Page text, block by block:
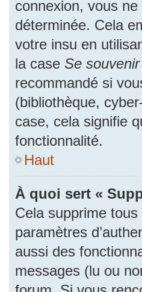
connexion, vous
déterminée. Cela
votre insu en
la case Se
recommandé si
(bibliothèque,
case, cela signifie
fonctionnalité.
Haut
À quoi sert «
Cela supprime
paramètres
aussi des
messages (lu ou